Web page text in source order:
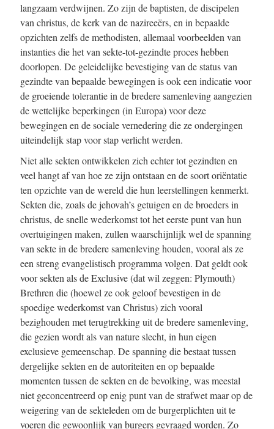
langzaam verdwijnen. Zo zijn de baptisten, de discipelen
van christus, de kerk van de nazireeërs, en in bepaalde
opzichten zelfs de methodisten, allemaal voorbeelden van
instanties die het van sekte-tot-gezindte proces hebben
doorlopen. De geleidelijke bevestiging van de status van
gezindte van bepaalde bewegingen is ook een indicatie voor
de groeiende tolerantie in de bredere samenleving aangezien
de wettelijke beperkingen (in Europa) voor deze
bewegingen en de sociale vernedering die ze ondergingen
uiteindelijk stap voor stap verlicht werden.
Niet alle sekten ontwikkelen zich echter tot gezindten en
veel hangt af van hoe ze zijn ontstaan en de soort oriëntatie
ten opzichte van de wereld die hun leerstellingen kenmerkt.
Sekten die, zoals de jehovah’s getuigen en de broeders in
christus, de snelle wederkomst tot het eerste punt van hun
overtuigingen maken, zullen waarschijnlijk wel de spanning
van sekte in de bredere samenleving houden, vooral als ze
een streng evangelistisch programma volgen. Dat geldt ook
voor sekten als de Exclusive (dat wil zeggen: Plymouth)
Brethren die (hoewel ze ook geloof bevestigen in de
spoedige wederkomst van Christus) zich vooral
bezighouden met terugtrekking uit de bredere samenleving,
die gezien wordt als van nature slecht, in hun eigen
exclusieve gemeenschap. De spanning die bestaat tussen
dergelijke sekten en de autoriteiten en op bepaalde
momenten tussen de sekten en de bevolking, was meestal
niet geconcentreerd op enig punt van de strafwet maar op de
weigering van de sekteleden om de burgerplichten uit te
voeren die gewoonlijk van burgers gevraagd worden. Zo